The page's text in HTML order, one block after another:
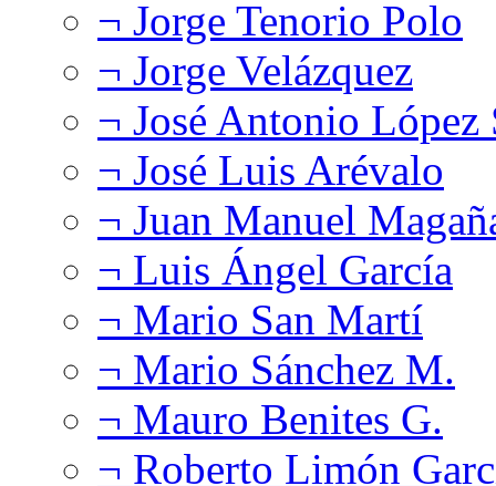
¬ Jorge Tenorio Polo
¬ Jorge Velázquez
¬ José Antonio López
¬ José Luis Arévalo
¬ Juan Manuel
¬ Luis Ángel García
¬ Mario San Martí
¬ Mario Sánchez M.
¬ Mauro Benites G.
¬ Roberto Limón